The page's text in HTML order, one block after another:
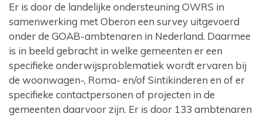
Er is door de landelijke ondersteuning OWRS in
samenwerking met Oberon een survey uitgevoerd
onder de GOAB-ambtenaren in Nederland. Daarmee
is in beeld gebracht in welke gemeenten er een
specifieke onderwijsproblematiek wordt ervaren bij
de woonwagen-, Roma- en/of Sintikinderen en of er
specifieke contactpersonen of projecten in de
gemeenten daarvoor zijn. Er is door 133 ambtenaren